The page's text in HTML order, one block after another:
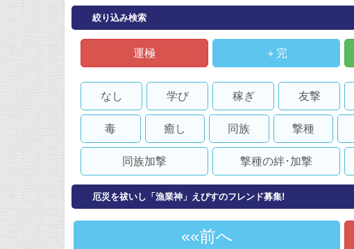
絞り込み検索
運極 ＋完
なし 学び 稼ぎ 友撃
毒 癒し 同族 撃種
同族加撃 撃種の絆･加撃
厄災を祓いし「漁業神」えびすのフレンド募集!
«前へ